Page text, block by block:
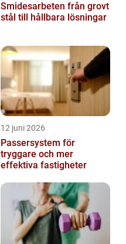
Smidesarbeten från grovt
stål till hållbara lösningar
12 juni 2026
Passersystem för
tryggare och mer
effektiva fastigheter